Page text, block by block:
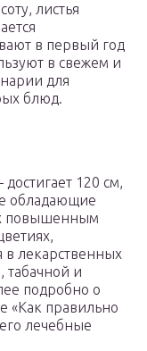
листья
в первый год
в свежем и
для
блюд.
120 см,
обладающие
повышенным
в лекарственных
и
подробно о
«Как правильно
лечебные